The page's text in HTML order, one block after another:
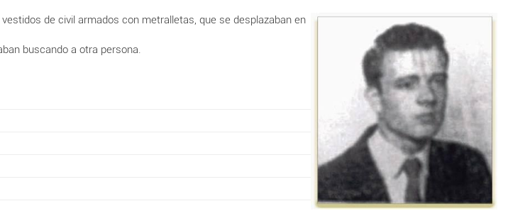
de civil armados con metralletas, que se desplazaban en
buscando a otra persona.